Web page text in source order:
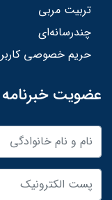
تربیت مربی
چندرسانه‌ای
حریم خصوصی کاربر
عضویت خبرنامه